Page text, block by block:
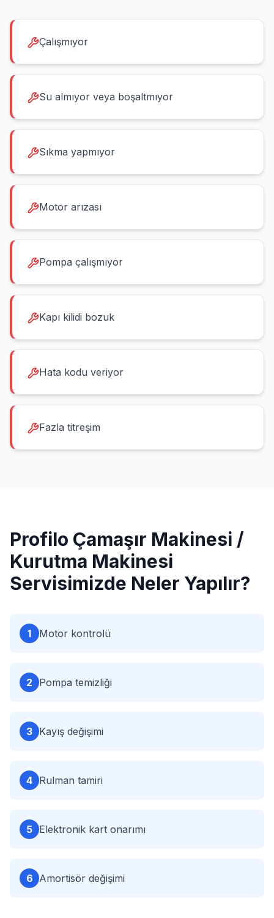
Çalışmıyor
Su almıyor veya boşaltmıyor
Sıkma yapmıyor
Motor arızası
Pompa çalışmıyor
Kapı kilidi bozuk
Hata kodu veriyor
Fazla titreşim
Profilo Çamaşır Makinesi /
Kurutma Makinesi
Servisimizde Neler Yapılır?
1 Motor kontrolü
2 Pompa temizliği
3 Kayış değişimi
4 Rulman tamiri
5 Elektronik kart onarımı
6 Amortisör değişimi